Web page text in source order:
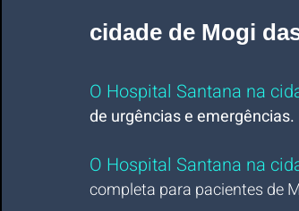
cidade de Mogi
O Hospital Santana na
de urgências e emergências.
O Hospital Santana na
completa para pacientes de